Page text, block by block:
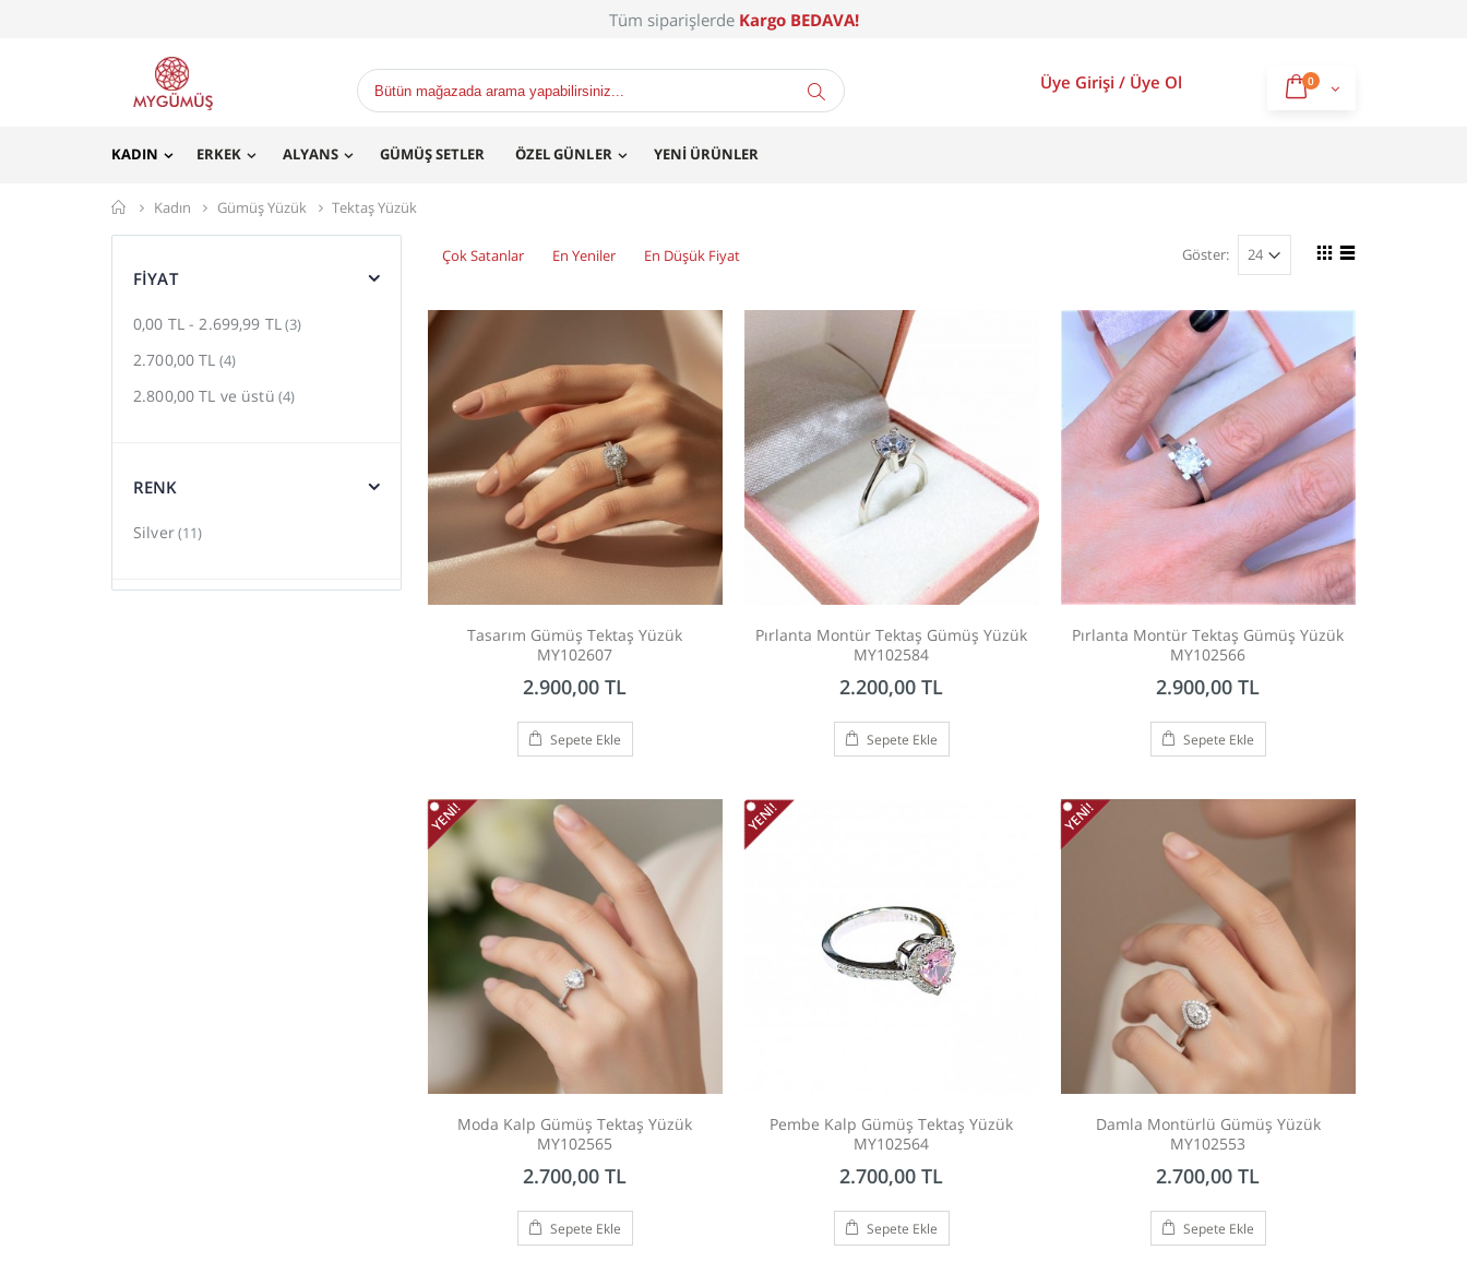
Tüm siparişlerde Kargo BEDAVA!
Üye Girişi / Üye Ol 0
KADIN ERKEK ALYANS GÜMÜŞ SETLER ÖZEL GÜNLER YENI ÜRÜNLER
Mygümüş
Kadın Gümüş Yüzük Tektaş Yüzük
Çok Satanlar En Yeniler En Düşük Fiyat Göster:
Tasarım Gümüş Tektaş Yüzük
MY102607
2.900,00 TL
Sepete Ekle
Pırlanta Montür Tektaş Gümüş Yüzük
MY102584
2.200,00 TL
Sepete Ekle
Pırlanta Montür Tektaş Gümüş Yüzük
MY102566
2.900,00 TL
Sepete Ekle
YENI!
Moda Kalp Gümüş Tektaş Yüzük
MY102565
2.700,00 TL
Sepete Ekle
YENI!
Pembe Kalp Gümüş Tektaş Yüzük
MY102564
2.700,00 TL
Sepete Ekle
YENI!
Damla Montürlü Gümüş Yüzük
MY102553
2.700,00 TL
Sepete Ekle
FIYAT
0,00 TL - 2.699,99 TL (3)
2.700,00 TL (4)
2.800,00 TL ve üstü (4)
RENK
Silver(11)